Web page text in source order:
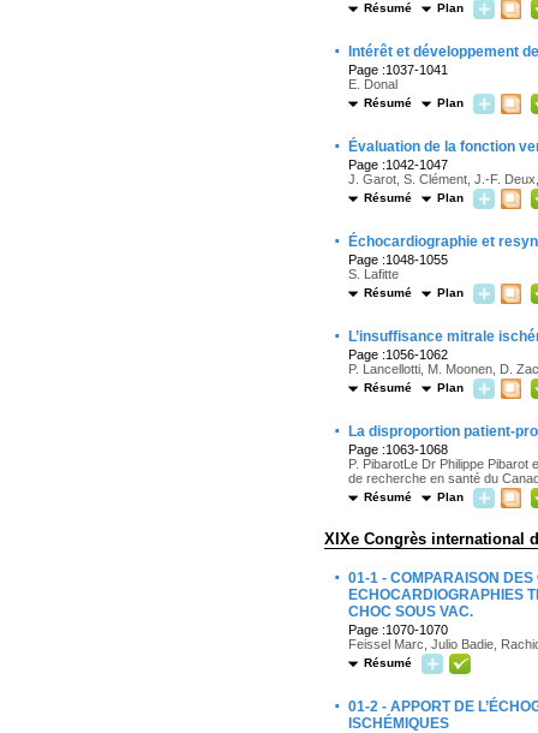
Résumé Plan
· Intérêt et développement
Page :1037-1041
E. Donal
Résumé Plan
· Évaluation de la fonction
Page :1042-1047
J. Garot, S. Clément, J.-F.
Résumé Plan
· Échocardiographie et
Page :1048-1055
S. Lafitte
Résumé Plan
· L’insuffisance mitrale
Page :1056-1062
P. Lancellotti, M. Moonen, D.
Résumé Plan
· La disproportion patient-
Page :1063-1068
P. PibarotLe Dr Philippe
de recherche en santé du
Résumé Plan
XIXe Congrès international
· 01-1 - COMPARAISON
ECHOCARDIOGRAPHIES
CHOC SOUS VAC.
Page :1070-1070
Feissel Marc, Julio Badie,
Résumé
· 01-2 - APPORT DE
ISCHÉMIQUES